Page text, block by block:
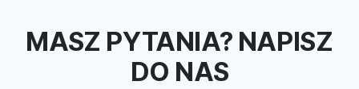
MASZ PYTANIA? NAPISZ
DO NAS